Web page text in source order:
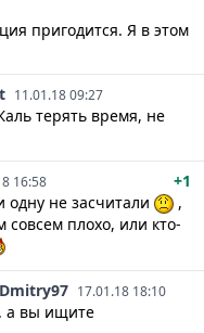
пригодится. Я в этом
11.01.18 09:27
терять время, не
16:58
+1
не засчитали
,
совсем плохо, или кто-
17.01.18 18:10
а вы ищите